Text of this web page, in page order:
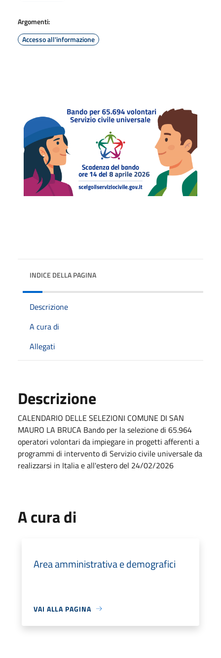
Argomenti:
Accesso all'informazione
INDICE DELLA PAGINA
Descrizione
A cura di
Allegati
Descrizione
CALENDARIO DELLE SELEZIONI COMUNE DI SAN
MAURO LA BRUCA Bando per la selezione di 65.964
operatori volontari da impiegare in progetti afferenti a
programmi di intervento di Servizio civile universale da
realizzarsi in Italia e all'estero del 24/02/2026
A cura di
Area amministrativa e demografici
VAI ALLA PAGINA